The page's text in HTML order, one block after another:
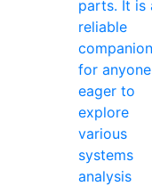
parts. It is
reliable
companion
for anyone
eager to
explore
various
systems
analysis